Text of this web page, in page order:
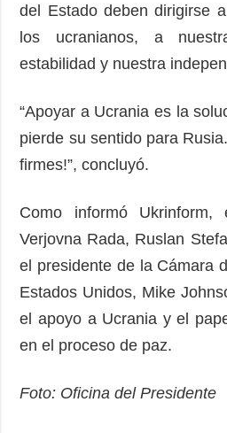
del Estado deben dirigirse
los ucranianos, a
estabilidad y nuestra
“Apoyar a Ucrania es la
pierde su sentido para
firmes!”, concluyó.
Como informó
Verjovna Rada, Ruslan
el presidente de la Cámara
Estados Unidos, Mike
el apoyo a Ucrania y el
en el proceso de paz.
Foto: Oficina del Presidente